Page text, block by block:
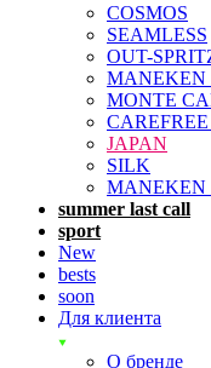
COSMOS
SEAMLESS
OUT-
MANEKEN
MONTE
JAPAN
SILK
MANEKEN
summer last call
sport
New
bests
soon
Для клиента
О бренде